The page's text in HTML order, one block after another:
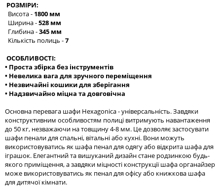
РОЗМІРИ:
Висота - 1800 мм
Ширина -528 мм
Глибина -345 мм
Кількість полиць -7
ОСОБЛИВОСТІ:
• Проста збірка без інструментів
• Невелика вага для зручного переміщення
• Незвичайні кошики для зберігання
• Надзвичайно міцна та довговічна
Основна перевага шафи Hexagonica - універсальність. Завдяки
конструктивним особливостям полиці витримують навантаження
до 50 кг, незважаючи на товщину 4-8 мм. Це дозволяє застосувати
шафи пенали для спальні, вітальні або кухні. Вони можуть
використовуватись як шафа пенал для одягу або відкрита шафа для
іграшок. Елегантний та вишуканий дизайн стане родзинкою будь-
якого приміщення, а завдяки міцності конструкції шафа органайзер
може використовуватись як пенал для офісу або книжкова шафа
для дитячої кімнати.